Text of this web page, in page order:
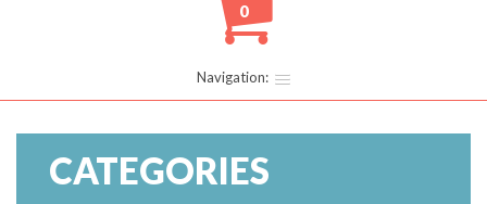
0
Navigation:
CATEGORIES